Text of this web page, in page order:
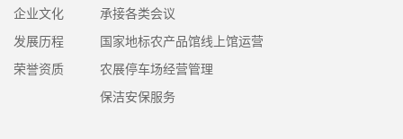
企业文化
发展历程
荣誉资质
承接各类会议
国家地标农产品馆线上馆运营
农展停车场经营管理
保洁安保服务